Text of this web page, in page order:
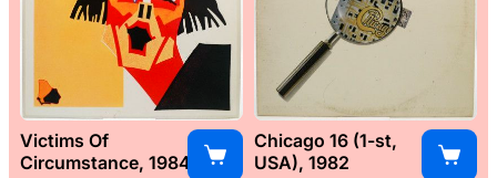
Victims Of
Circumstance, 1984
Chicago 16 (1-st,
USA), 1982